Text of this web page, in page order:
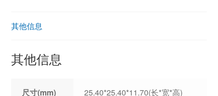
其他信息
其他信息
尺寸(mm) 25.40*25.40*11.70(长*宽*高)